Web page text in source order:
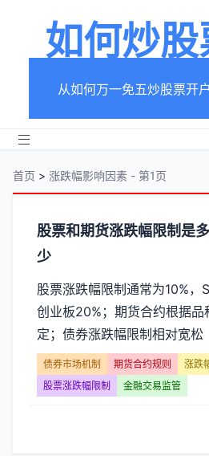
如何炒
从如何万一免五炒股票开
首页 > 涨跌幅影响因素 - 第1页
分
类
【涨
跌
幅
影
股票和期货涨跌幅限制是多
少
股票涨跌幅限制通常为10%，
创业板20%；期货合约根据品
定；债券涨跌幅限制相对宽松
债券市场机制 期货合约规则
涨跌
股票涨跌幅限制
金融交易监管